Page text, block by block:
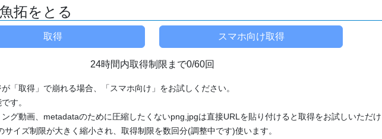
拓をとる
24時間内取得制限まで0/60回
「取得」で崩れる場合、「スマホ向け」をお試しください。
す。
グ動画、metadataのために圧縮したくないpng,jpgは直接URLを貼り付けると取得をお試しいただけ
サイズ制限が大きく縮小され、取得制限を数回分(調整中です)使います。